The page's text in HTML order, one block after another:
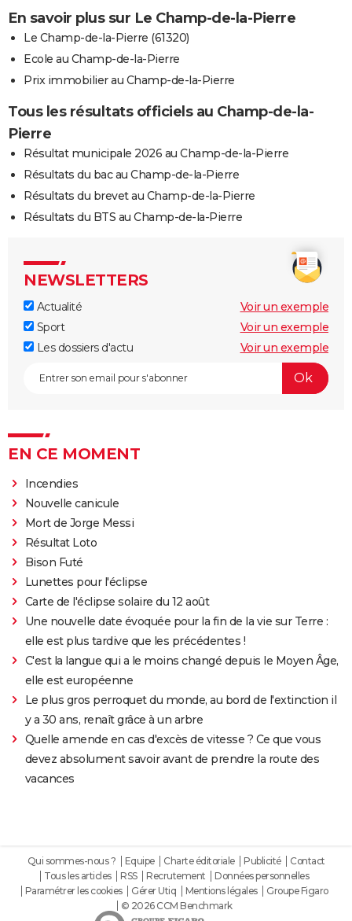
En savoir plus sur Le Champ-de-la-Pierre
Le Champ-de-la-Pierre (61320)
Ecole au Champ-de-la-Pierre
Prix immobilier au Champ-de-la-Pierre
Tous les résultats officiels au Champ-de-la-
Pierre
Résultat municipale 2026 au Champ-de-la-Pierre
Résultats du bac au Champ-de-la-Pierre
Résultats du brevet au Champ-de-la-Pierre
Résultats du BTS au Champ-de-la-Pierre
NEWSLETTERS
Actualité
Voir un exemple
Sport
Voir un exemple
Les dossiers d'actu
Voir un exemple
EN CE MOMENT
Incendies
Nouvelle canicule
Mort de Jorge Messi
Résultat Loto
Bison Futé
Lunettes pour l'éclipse
Carte de l'éclipse solaire du 12 août
Une nouvelle date évoquée pour la fin de la vie sur Terre :
elle est plus tardive que les précédentes !
C'est la langue qui a le moins changé depuis le Moyen Âge,
elle est européenne
Le plus gros perroquet du monde, au bord de l'extinction il
y a 30 ans, renaît grâce à un arbre
Quelle amende en cas d'excès de vitesse ? Ce que vous
devez absolument savoir avant de prendre la route des
vacances
Qui sommes-nous ? Equipe Charte éditoriale Publicité
Contact
Tous les articles
RSS Recrutement
Données personnelles
Paramétrer les cookies
Gérer Utiq Mentions légales
Groupe Figaro
© 2026 CCM Benchmark